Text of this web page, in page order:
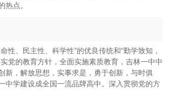
热点。
性、民主性、科学性”的优良传统和“勤学致知，
党的教育方针，全面实施素质教育，吉林一中中
新，解放思想，实事求是，勇于创新，与时俱
中学建设成全国一流品牌高中。深入贯彻党的方